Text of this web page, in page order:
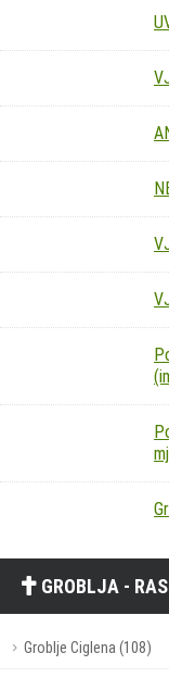
GROBLJA -
Groblje Ciglena (108)